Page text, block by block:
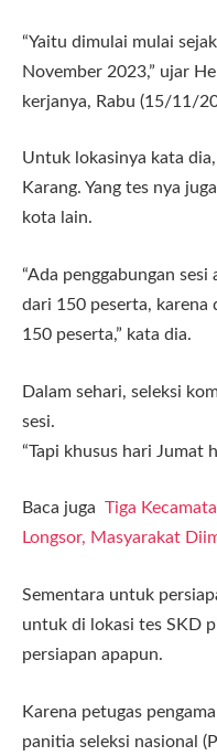
“Yaitu dimulai mulai
November 2023,” ujar
kerjanya, Rabu (15/11/
Untuk lokasinya kata
Karang. Yang tes nya
kota lain.
“Ada penggabungan
dari 150 peserta,
150 peserta,” kata dia.
Dalam sehari, seleksi
sesi.
“Tapi khusus hari Jumat
Baca juga Tiga
Longsor, Masyarakat
Sementara untuk
untuk di lokasi tes SKD
persiapan apapun.
Karena petugas
panitia seleksi nasional